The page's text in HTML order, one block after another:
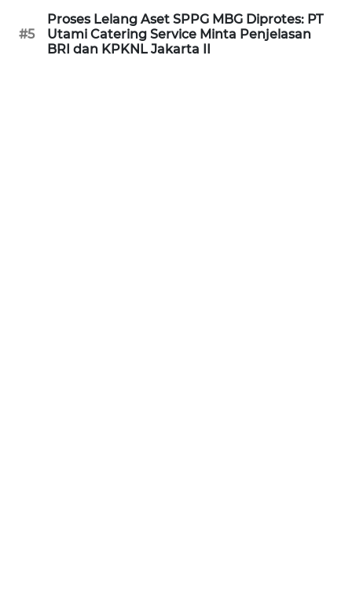
#5
Proses Lelang Aset SPPG MBG Diprotes: PT
Utami Catering Service Minta Penjelasan
BRI dan KPKNL Jakarta II
WN
KEPRI